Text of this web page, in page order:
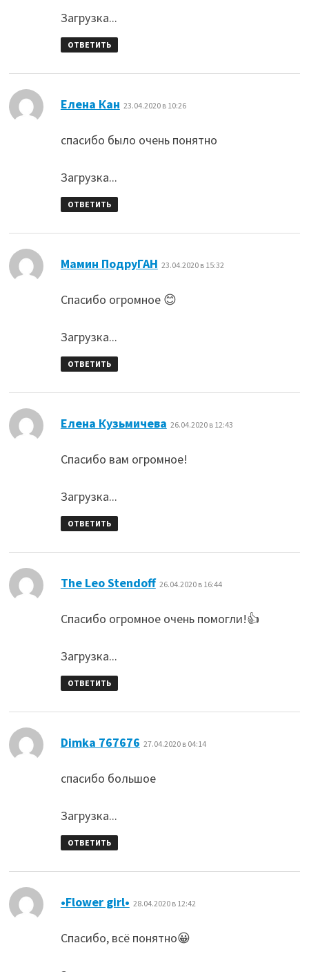
Загрузка...
ОТВЕТИТЬ
Елена Кан 23.04.2020 в 10:26
спасибо было очень понятно
Загрузка...
ОТВЕТИТЬ
Мамин ПодруГАН 23.04.2020 в 15:32
Спасибо огромное 😊
Загрузка...
ОТВЕТИТЬ
Елена Кузьмичева 26.04.2020 в 12:43
Спасибо вам огромное!
Загрузка...
ОТВЕТИТЬ
The Leo Stendoff: 26.04.2020 в 16:44
Спасибо огромное очень помогли!👍
Загрузка...
ОТВЕТИТЬ
Dimka 767676 27.04.2020 в 04:14
спасибо большое
Загрузка...
ОТВЕТИТЬ
•Flower girl• 28.04.2020 в 12:42
Спасибо, всё понятно😀